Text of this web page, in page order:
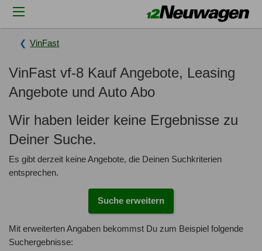
VinFast
VinFast vf-8 Kauf Angebote, Leasing
Angebote und Auto Abo
Wir haben leider keine Ergebnisse zu
Deiner Suche.
Es gibt derzeit keine Angebote, die Deinen Suchkriterien
entsprechen.
Suche erweitern
Mit erweiterten Angaben bekommst Du zum Beispiel folgende
Suchergebnisse: